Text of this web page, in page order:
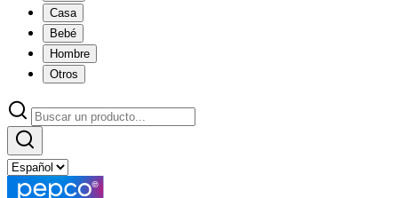
Casa
Bebé
Hombre
Otros